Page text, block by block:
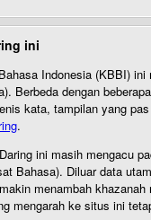
ini
Indonesia (KBBI)
Berbeda dengan
kata, tampilan yang
.
ini masih mengacu
Bahasa). Diluar data
menambah
mengarah ke situs ini